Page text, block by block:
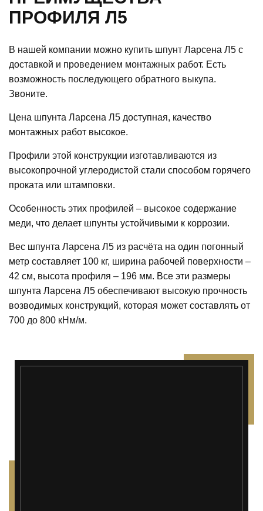
ПРОФИЛЯ Л5
В нашей компании можно купить шпунт Ларсена Л5 с
доставкой и проведением монтажных работ. Есть
возможность последующего обратного выкупа.
Звоните.
Цена шпунта Ларсена Л5 доступная, качество
монтажных работ высокое.
Профили этой конструкции изготавливаются из
высокопрочной углеродистой стали способом горячего
проката или штамповки.
Особенность этих профилей – высокое содержание
меди, что делает шпунты устойчивыми к коррозии.
Вес шпунта Ларсена Л5 из расчёта на один погонный
метр составляет 100 кг, ширина рабочей поверхности –
42 см, высота профиля – 196 мм. Все эти размеры
шпунта Ларсена Л5 обеспечивают высокую прочность
возводимых конструкций, которая может составлять от
700 до 800 кНм/м.